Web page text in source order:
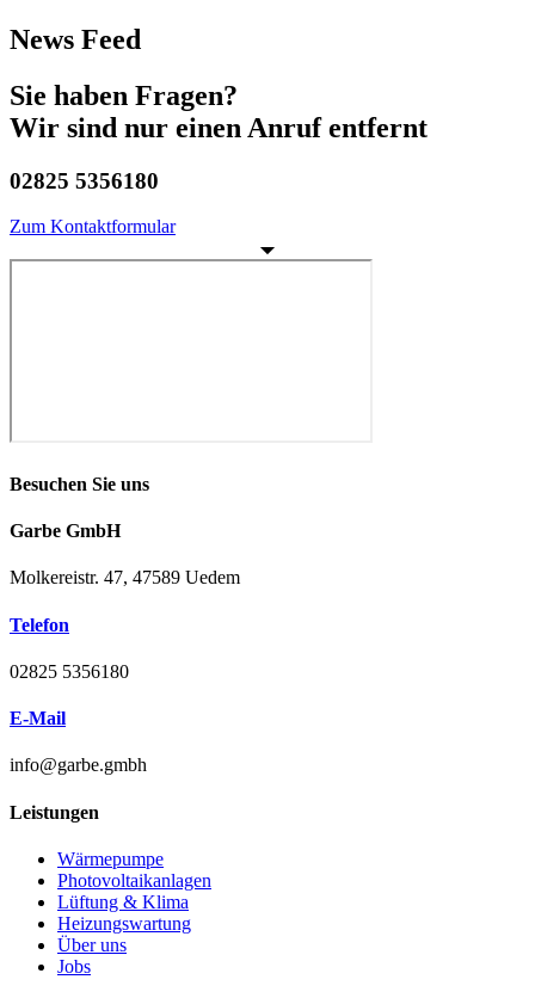
News Feed
Sie haben Fragen?
Wir sind nur einen Anruf entfernt
02825 5356180
Zum Kontaktformular
Besuchen Sie uns
Garbe GmbH
Molkereistr. 47, 47589 Uedem
Telefon
02825 5356180
E-Mail
info@garbe.gmbh
Leistungen
Wärmepumpe
Photovoltaikanlagen
Lüftung & Klima
Heizungswartung
Über uns
Jobs